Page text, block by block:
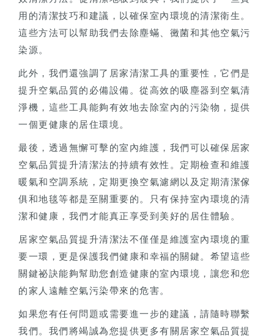
用的清潔技巧和建議，以確保室內環境的清潔衛生。
這些方法可以幫助我們去除塵蟎、黴菌和其他空氣污
染源。
此外，我們還強調了居家清潔工具的重要性，它們是
提升空氣品質的必備設備。從高效的吸塵器到空氣清
淨機，這些工具能夠有效地去除室內的污染物，提供
一個更健康的居住環境。
最後，透過無懈可擊的室內維護，我們可以確保居家
空氣品質提升清潔法的持續有效性。定期檢查和維護
暖氣和空調系統，定期更換空氣濾網以及定期清潔傢
俱和地毯等都是至關重要的。只有保持室內環境的清
潔和健康，我們才能真正享受到美好的居住體驗。
居家空氣品質提升清潔法不僅僅是維護室內環境的重
要一環，更是保護我們健康和幸福的關鍵。希望這些
關鍵祕訣能夠幫助您創造健康的室內環境，讓您和您
的家人遠離空氣污染帶來的危害。
如果您有任何問題或需要進一步的建議，請隨時聯繫
我們。我們將竭誠為您提供更多有關居家空氣品質提